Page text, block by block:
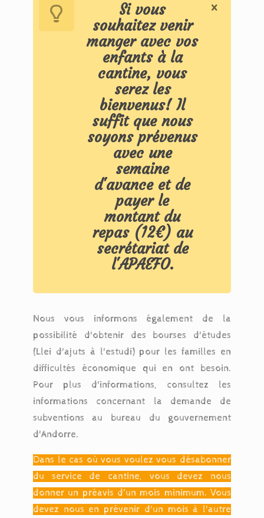
Si vous
souhaitez venir
manger avec vos
enfants à la
cantine, vous
serez les
bienvenus! Il
suffit que nous
soyons prévenus
avec une
semaine
d'avance et de
payer le
montant du
repas (12€) au
secrétariat de
l'APAEFO.
Nous vous informons également de la
possibilité d'obtenir des bourses d'études
(Llei d'ajuts à l'estudi) pour les familles en
difficultés économique qui en ont besoin.
Pour plus d'informations, consultez les
informations concernant la demande de
subventions au bureau du gouvernement
d'Andorre.
Dans le cas où vous voulez vous désabonner
du service de cantine, vous devez nous
donner un préavis d’un mois minimum. Vous
devez nous en prévenir d'un mois à l'autre